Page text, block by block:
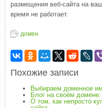
размещения веб-сайта на
время не работает.
домен
Похожие записи
Выбираем доменное
Блог на своём
О том, как непросто